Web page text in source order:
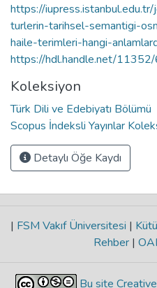
https://
turlerin-tarihsel-semantigi-
haile-terimleri-hangi-
https://hdl.handle.net/
Koleksiyon
Türk Dili ve Edebiyatı Bölümü
Scopus İndeksli Yayınlar
Detaylı Öğe Kaydı
| FSM Vakıf Üniversitesi |
Rehber |
Bu site